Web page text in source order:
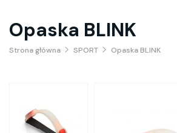
Opaska BLINK
Strona główna SPORT Opaska BLINK